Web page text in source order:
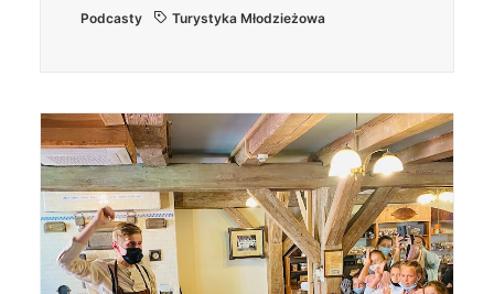
Podcasty
Turystyka Młodzieżowa